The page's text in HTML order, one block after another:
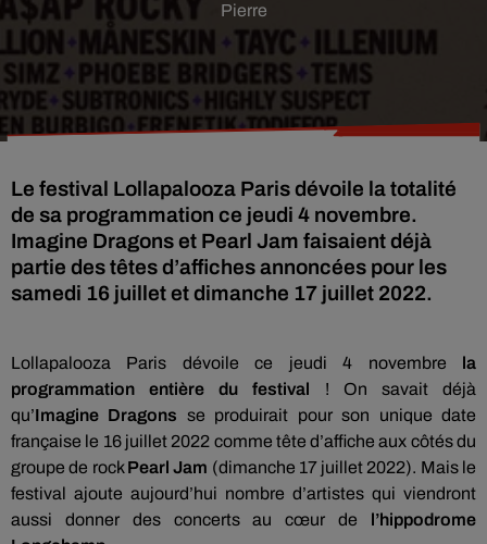
Pierre
Le festival Lollapalooza Paris dévoile la totalité
de sa programmation ce jeudi 4 novembre.
Imagine Dragons et Pearl Jam faisaient déjà
partie des têtes d’affiches annoncées pour les
samedi 16 juillet et dimanche 17 juillet 2022.
Lollapalooza Paris dévoile ce jeudi 4 novembre la
programmation entière du festival ! On savait déjà
qu’Imagine Dragons se produirait pour son unique date
française le 16 juillet 2022 comme tête d’affiche aux côtés du
groupe de rockPearl Jam (dimanche 17 juillet 2022). Mais le
festival ajoute aujourd’hui nombre d’artistes qui viendront
aussi donner des concerts au cœur de l’hippodrome